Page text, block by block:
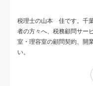
税理士の山本 佳です。千
者の方々へ、税務顧問サー
室・理容室の顧問契約、開
い。